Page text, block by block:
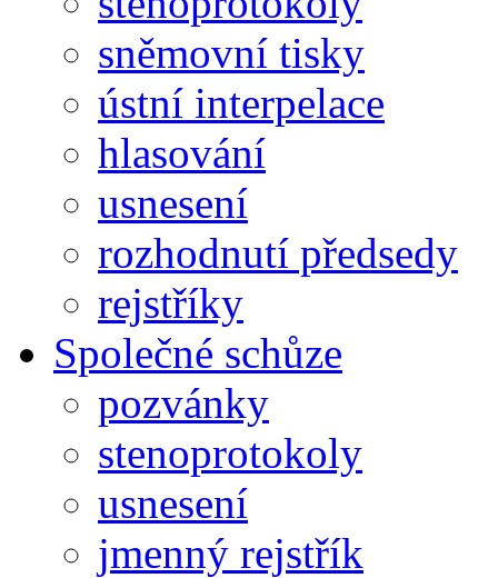
sněmovní tisky
ústní interpelace
hlasování
usnesení
rozhodnutí předsedy
rejstříky
Společné schůze
pozvánky
stenoprotokoly
usnesení
jmenný rejstřík